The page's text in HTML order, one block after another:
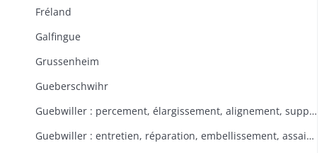
Fréland
Galfingue
Grussenheim
Gueberschwihr
Guebwiller : percement, élargissement, alignement, suppression de rues et places
Guebwiller : entretien, réparation, embellissement, assainissement des rues et places